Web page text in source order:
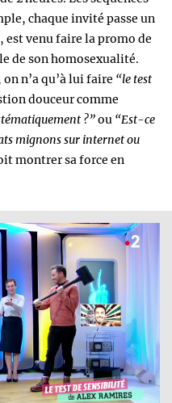
chaque invité passe un
est venu faire la promo de
de son homosexualité.
n’a qu’à lui faire “le test
douceur comme
?”ou “Est-ce
mignons sur internet ou
montrer sa force en